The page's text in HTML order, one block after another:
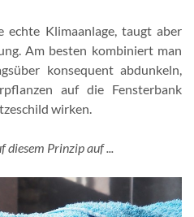
echte Klimaanlage, taugt aber
Am besten kombiniert man
konsequent abdunkeln,
auf die Fensterbank
wirken.
diesem Prinzip auf ...